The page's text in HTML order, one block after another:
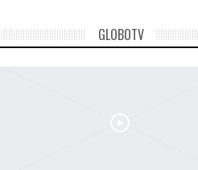
GLOBOTV